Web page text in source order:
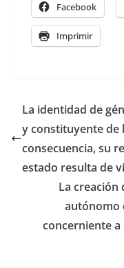
Facebook
Imprimir
La identidad de
y constituyente de
consecuencia, su
estado resulta de
La
autónomo
concerniente a